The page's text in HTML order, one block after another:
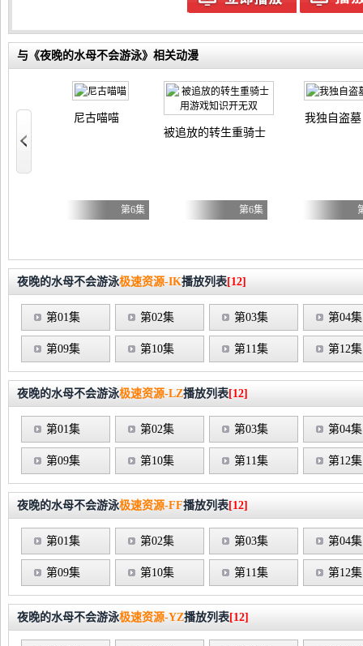
与《夜晚的水母不会游泳》相关动漫
）！
尼古喵喵
第6集
被追放的转生重骑士用游戏知识开无双
第6集
我独自盗墓
夜晚的水母不会游泳极速资源-IK播放列表[12]
第01集 第02集 第03集 第04集
第09集 第10集 第11集 第12集
夜晚的水母不会游泳极速资源-LZ播放列表[12]
第01集 第02集 第03集 第04集
第09集 第10集 第11集 第12集
夜晚的水母不会游泳极速资源-FF播放列表[12]
第01集 第02集 第03集 第04集
第09集 第10集 第11集 第12集
夜晚的水母不会游泳极速资源-YZ播放列表[12]